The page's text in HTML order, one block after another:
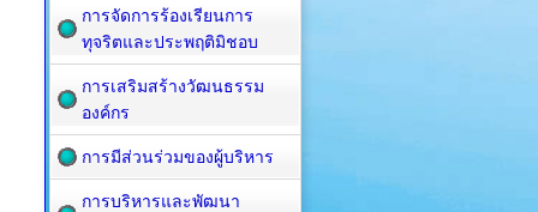
การจัดการร้องเรียนการ
ทุจริตและประพฤติมิชอบ
การเสริมสร้างวัฒนธรรม
องค์กร
การมีส่วนร่วมของผู้บริหาร
การบริหารและพัฒนา